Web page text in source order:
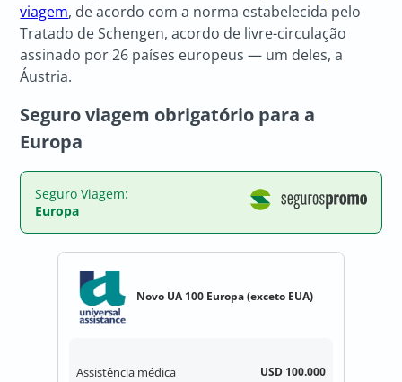
viagem, de acordo com a norma estabelecida pelo
Tratado de Schengen, acordo de livre-circulação
assinado por 26 países europeus — um deles, a
Áustria.
Seguro viagem obrigatório para a
Europa
Seguro Viagem:
Europa
Novo UA 100 Europa (exceto EUA)
Assistência médica USD 100.000